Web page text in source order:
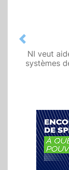
NI veut
systèmes
Previous